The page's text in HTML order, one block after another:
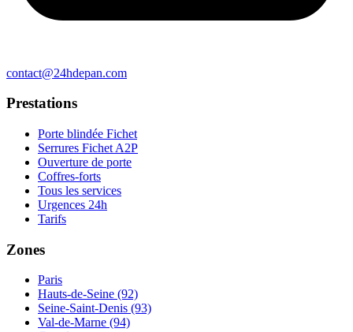
contact@24hdepan.com
Prestations
Porte blindée Fichet
Serrures Fichet A2P
Ouverture de porte
Coffres-forts
Tous les services
Urgences 24h
Tarifs
Zones
Paris
Hauts-de-Seine (92)
Seine-Saint-Denis (93)
Val-de-Marne (94)